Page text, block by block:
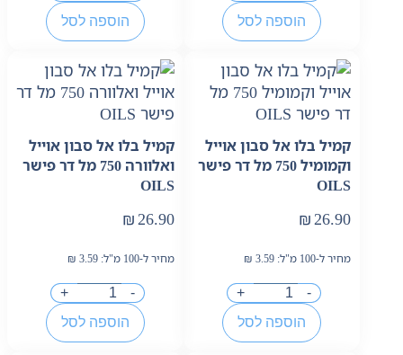
הוספה לסל
הוספה לסל
קמיל בלו אל סבון אוייל
וקמומיל 750 מל דר פישר
OILS
₪ 26.90
מחיר ל-100 מ"ל: ₪ 3.59
-
+
הוספה לסל
קמיל בלו אל סבון אוייל
ואלוורה 750 מל דר פישר
OILS
₪ 26.90
מחיר ל-100 מ"ל: ₪ 3.59
-
+
הוספה לסל